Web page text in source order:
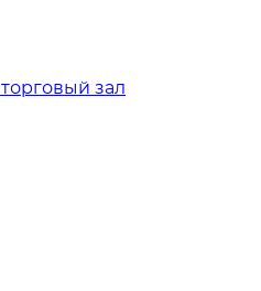
торговый зал